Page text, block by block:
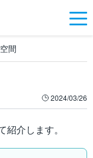
間
2024/03/26
紹介します。